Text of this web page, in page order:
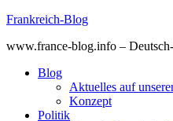
Skip
content
Frankreich-Blog
www.france-blog.info –
Blog
Aktuelles auf
Konzept
Politik